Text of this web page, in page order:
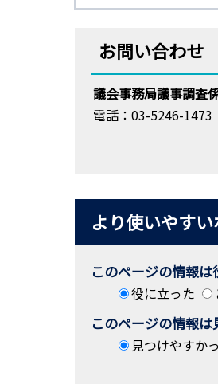
お問い合わせ
議会事務局議事調査
電話：03-5246-1473
より使いやす
このページの情報
役に立った
このページの情報
見つけやすか